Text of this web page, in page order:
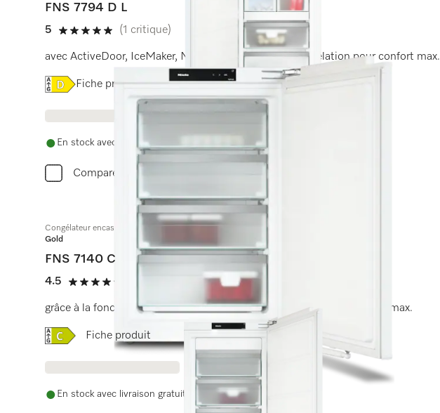
FNS 7794 D L
5
5 étoiles sur 5
(1 critique)
avec ActiveDoor, IceMaker, NoFrost et 8 tiroirs de congélation pour confort max.
Online Label Flag, Étiquette énergétique
Fiche produit
En stock avec livraison gratuite
Comparer
Congélateur encastrable, hauteur de niche 88 cm
Gold
FNS 7140 C
4.5
4.5 étoiles sur 5
grâce à la fonction NoFrost et 4 tiroirs de congélation pour un confort max.
Online Label Flag, Étiquette énergétique
Fiche produit
En stock avec livraison gratuite